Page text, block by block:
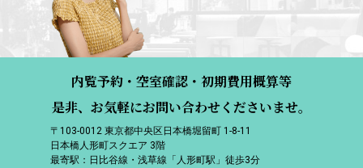
内覧予約・空室確認・初期費用概算等
是非、お気軽にお問い合わせくださいませ。
〒103-0012 東京都中央区日本橋堀留町 1-8-11
日本橋人形町スクエア 3階
最寄駅：日比谷線・浅草線「人形町駅」徒歩3分